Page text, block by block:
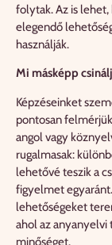
folytak. Az is
elegendő
használják.
Mi másképp
Képzéseinket
pontosan
angol vagy
rugalmasak:
lehetővé teszik a
figyelmet
lehetőségeket
ahol az anyanyelvi
minőséget.